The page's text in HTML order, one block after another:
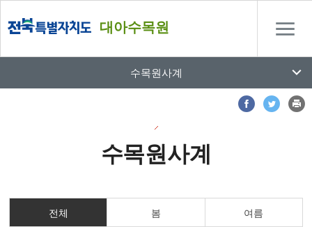
대아수목원
수목원사계
수목원사계
전체 봄 여름